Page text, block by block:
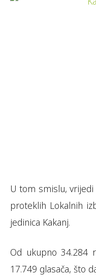
U tom smislu,
proteklih Lokalnih
jedinica Kakanj.
Od ukupno 34.284
17.749 glasača, što